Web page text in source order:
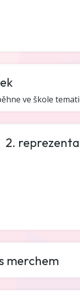
ve škole
2.
merchem